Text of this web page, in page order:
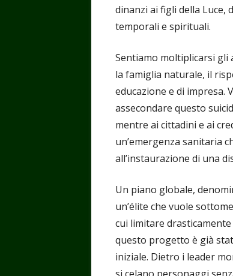
dinanzi ai figli della
temporali e spirituali.
Sentiamo moltiplicarsi gli
la famiglia naturale, il
educazione e di impresa.
assecondare questo
mentre ai cittadini e ai
un’emergenza sanitaria
all’instaurazione di una
Un piano globale,
un’élite che vuole
cui limitare
questo progetto è già
iniziale. Dietro i leader
si celano personaggi